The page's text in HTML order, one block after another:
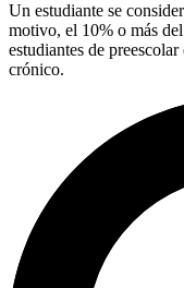
Un estudiante se
motivo, el 10% o más
estudiantes de
crónico.